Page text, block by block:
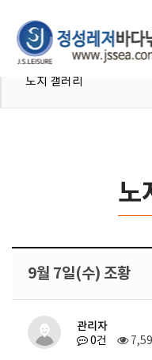
노지 갤러리
노
9월 7일(수) 조황
관리자
0건